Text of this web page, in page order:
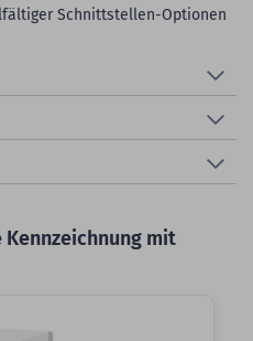
Schnittstellen-Optionen
mit